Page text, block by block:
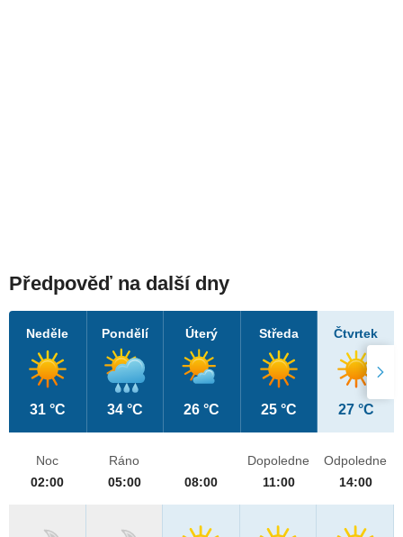
Předpověď na další dny
Neděle
31 °C
Pondělí
34 °C
Úterý
26 °C
Středa
25 °C
Čtvrtek
27 °C
Noc
02:00
Ráno
05:00
08:00
Dopoledne
11:00
Odpoledne
14:00